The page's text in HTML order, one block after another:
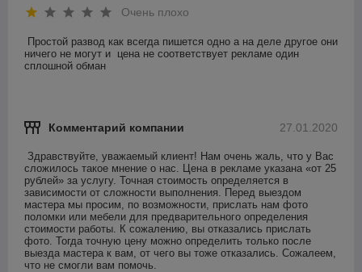
Очень плохо
Простой развод как всегда пишется одно а на деле другое они
ничего не могут и  цена не соответствует рекламе один
сплошной обман
27.01.2020
Комментарий компании
Здравствуйте, уважаемый клиент! Нам очень жаль, что у Вас
сложилось такое мнение о нас. Цена в рекламе указана «от 25
рублей» за услугу. Точная стоимость определяется в
зависимости от сложности выполнения. Перед выездом
мастера мы просим, по возможности, прислать нам фото
поломки или мебели для предварительного определения
стоимости работы. К сожалению, вы отказались прислать
фото. Тогда точную цену можно определить только после
выезда мастера к вам, от чего вы тоже отказались. Сожалеем,
что не смогли вам помочь.